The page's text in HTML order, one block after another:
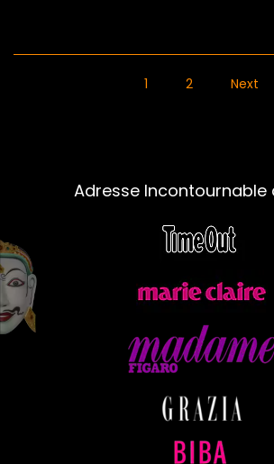
1 2 Next
Adresse Incontournable